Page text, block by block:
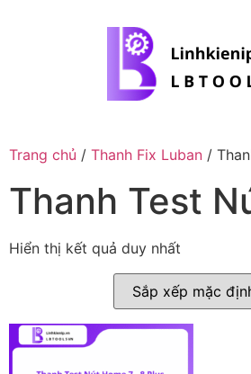
Trang chủ / Thanh Fix Luban /
Thanh Test
Hiển thị kết quả duy nhất